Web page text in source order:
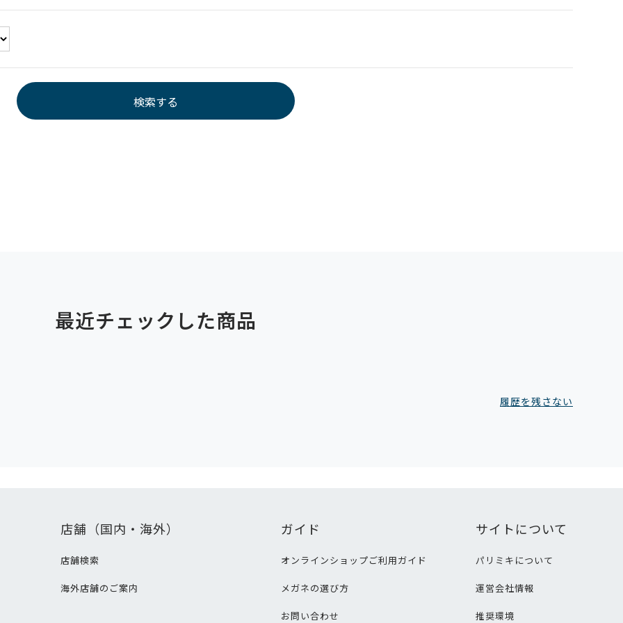
最近チェックした商品
履歴を残さない
店舗（国内・海外）
店舗検索
海外店舗のご案内
ガイド
オンラインショップご利用ガイド
メガネの選び方
お問い合わせ
サイトについて
パリミキについて
運営会社情報
推奨環境